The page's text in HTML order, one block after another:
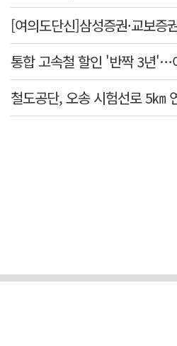
[여의도단신]삼성증권·교보증
통합 고속철 할인 '반짝 3년'…